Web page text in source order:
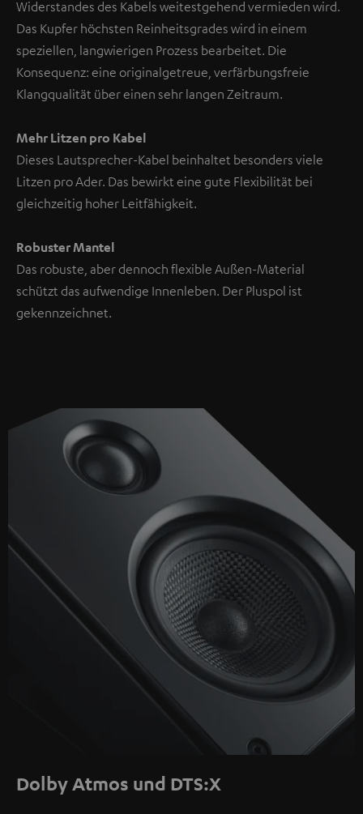
Widerstandes des Kabels weitestgehend vermieden wird.
Das Kupfer höchsten Reinheitsgrades wird in einem
speziellen, langwierigen Prozess bearbeitet. Die
Konsequenz: eine originalgetreue, verfärbungsfreie
Klangqualität über einen sehr langen Zeitraum.
Mehr Litzen pro Kabel
Dieses Lautsprecher-Kabel beinhaltet besonders viele
Litzen pro Ader. Das bewirkt eine gute Flexibilität bei
gleichzeitig hoher Leitfähigkeit.
Robuster Mantel
Das robuste, aber dennoch flexible Außen-Material
schützt das aufwendige Innenleben. Der Pluspol ist
gekennzeichnet.
Dolby Atmos und DTS:X